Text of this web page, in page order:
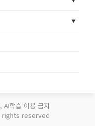
AI학습 이용 금지
rights reserved